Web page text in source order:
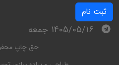
ثبت نام
1405/05/16 جمعه
حق چاپ